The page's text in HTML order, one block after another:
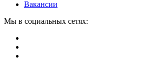
Вакансии
Мы в социальных сетях: